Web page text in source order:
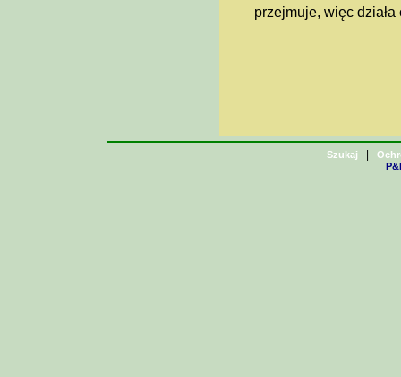
przejmuje, więc
Szukaj